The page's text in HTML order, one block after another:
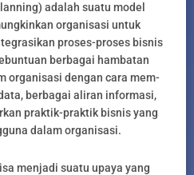
adalah suatu model
organisasi untuk
proses-proses bisnis
berbagai hambatan
organisasi dengan cara mem-
berbagai aliran informasi,
praktik-praktik bisnis yang
dalam organisasi.
menjadi suatu upaya yang